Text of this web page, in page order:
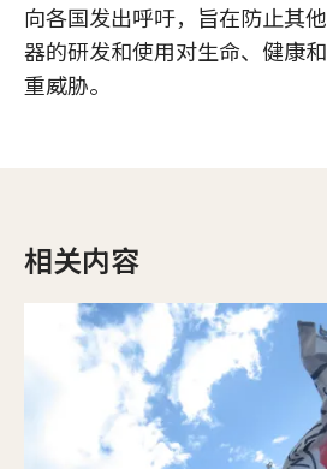
向各国发出呼吁，旨在防止其
器的研发和使用对生命、健康
重威胁。
相关内容